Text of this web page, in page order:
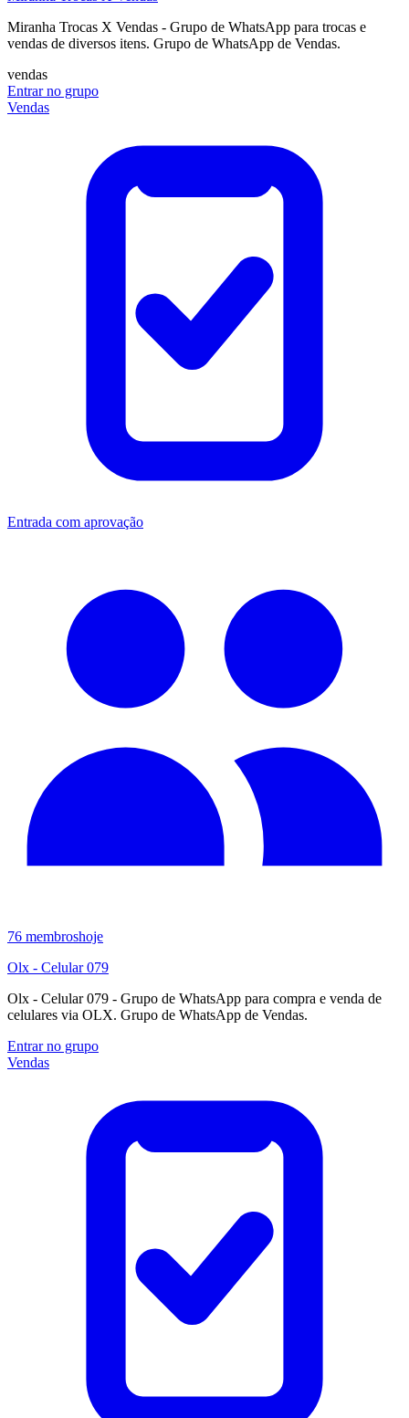
Miranha Trocas X Vendas - Grupo de WhatsApp para trocas e
vendas de diversos itens. Grupo de WhatsApp de Vendas.
vendas
Entrar no grupo
Vendas
Entrada com aprovação
76 membroshoje
Olx - Celular 079
Olx - Celular 079 - Grupo de WhatsApp para compra e venda de
celulares via OLX. Grupo de WhatsApp de Vendas.
Entrar no grupo
Vendas